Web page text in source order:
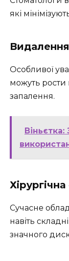
які
Видалення
Особливої
можуть
запалення.
Віньєтка:
Сучасне
навіть
значного